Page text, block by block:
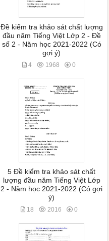
Đề kiểm tra khảo sát chất lượng
đầu năm Tiếng Việt Lớp 2 - Đề
số 2 - Năm học 2021-2022 (Có
gợi ý)
4 1968 0
5 Đề kiểm tra khảo sát chất
lượng đầu năm Tiếng Việt Lớp
2 - Năm học 2021-2022 (Có gợi
ý)
18 2016 0